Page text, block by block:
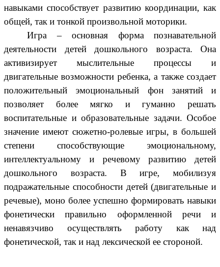
навыками способствует развитию координации, как
общей, так и тонкой произвольной моторики.
Игра – основная форма познавательной
деятельности детей дошкольного возраста. Она
активизирует мыслительные процессы и
двигательные возможности ребенка, а также создает
положительный эмоциональный фон занятий и
позволяет более мягко и гуманно решать
воспитательные и образовательные задачи. Особое
значение имеют сюжетно-ролевые игры, в большей
степени способствующие эмоциональному,
интеллектуальному и речевому развитию детей
дошкольного возраста. В игре, мобилизуя
подражательные способности детей (двигательные и
речевые), моно более успешно формировать навыки
фонетически правильно оформленной речи и
ненавязчиво осуществлять работу как над
фонетической, так и над лексической ее стороной.